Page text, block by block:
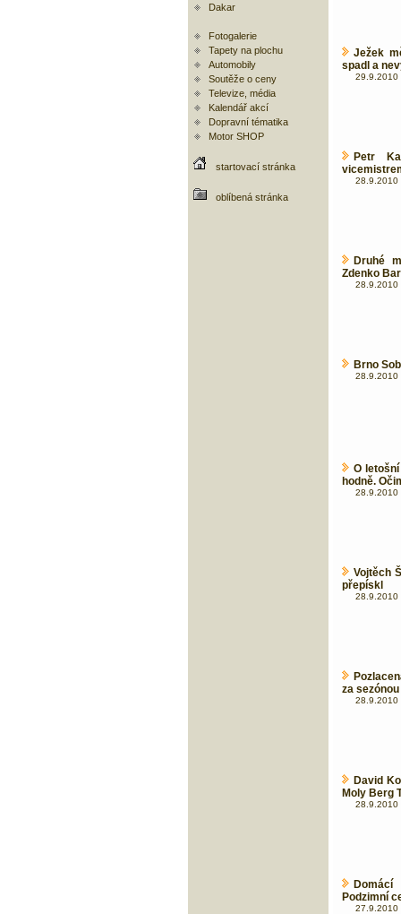
Dakar
Fotogalerie
Tapety na plochu
Automobily
Soutěže o ceny
Televize, média
Kalendář akcí
Dopravní tématika
Motor SHOP
startovací stránka
oblíbená stránka
Ježek
spadl a
29.9.2010
Petr
28.9.2010
Druhé
Zdenko
28.9.2010
Brno
28.9.2010
O
hodně.
28.9.2010
Vojtěch
přepískl
28.9.2010
za
28.9.2010
David
Moly Berg
28.9.2010
Podzimní
27.9.2010